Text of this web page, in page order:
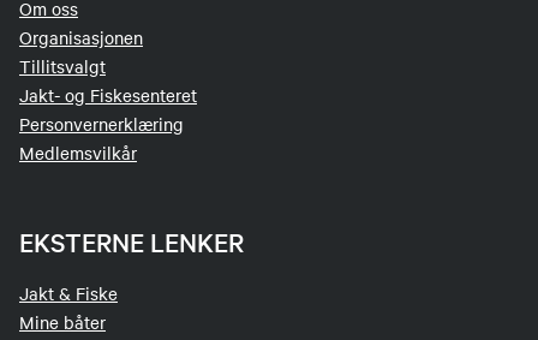
Om oss
Organisasjonen
Tillitsvalgt
Jakt- og Fiskesenteret
Personvernerklæring
Medlemsvilkår
EKSTERNE LENKER
Jakt & Fiske
Mine båter